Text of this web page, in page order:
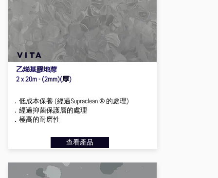
VITA
乙烯基膠地蓆
2 x 20m - (2mm)(厚)
．低成本保養 (經過Supraclean ® 的處理)
．經過抑菌保護層的處理
．極高的耐磨性
查看產品